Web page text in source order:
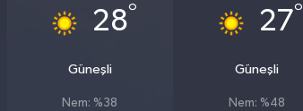
28°
Güneşli
Nem: %38
27°
Güneşli
Nem: %48